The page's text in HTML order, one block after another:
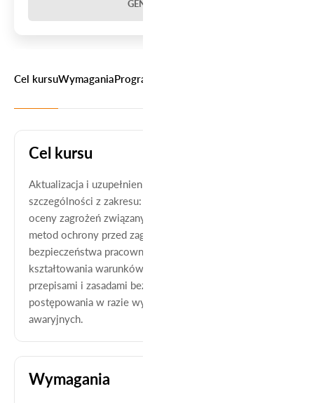
GENERUJ PDF
Cel kursuWymaganiaProgram kursu
Cel kursu
Aktualizacja i uzupełnienie wiedzy i umiejętności, w
szczególności z zakresu:
oceny zagrożeń związanych z wykonywaną pracą,
metod ochrony przed zagrożeniami dla zdrowia i
bezpieczeństwa pracowników,
kształtowania warunków pracy w sposób zgodny z
przepisami i zasadami bezpieczeństwa i higieny pracy,
postępowania w razie wypadku oraz w sytuacjach
awaryjnych.
Wymagania